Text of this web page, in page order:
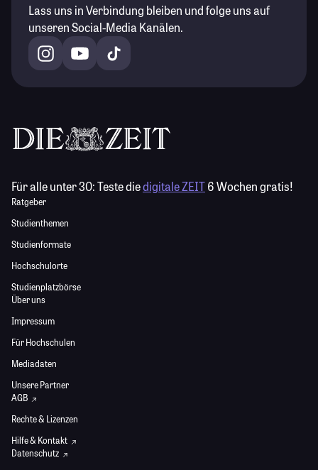
Lass uns in Verbindung bleiben und folge uns auf
unseren Social-Media Kanälen.
Für alle unter 30:Teste diedigitale ZEIT6 Wochen gratis!
Ratgeber
Studienthemen
Studienformate
Hochschulorte
Studienplatzbörse
Über uns
Impressum
Für Hochschulen
Mediadaten
Unsere Partner
AGB
Rechte & Lizenzen
Hilfe & Kontakt
Datenschutz